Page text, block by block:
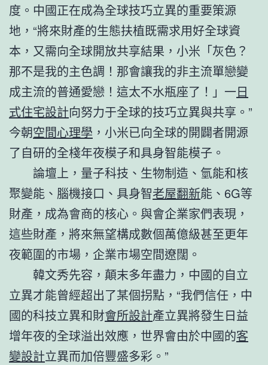
度。中國正在成為全球技巧立異的重要策源
地，“將來財產的生態扶植既需求用好全球資
本，又需向全球開放共享結果，小米「灰色？
那不是我的主色調！那會讓我的非主流單戀變
成主流的普通愛戀！這太不水瓶座了！」一日
式住宅設計向努力于全球的技巧立異與共享。”
今朝空間心理學 ，小米已向全球的開闢者開源
了自研的全棧年夜模子和具身智能模子。
論壇上，量子科技、生物制造、氫能和核
聚變能、腦機接口、具身智老屋翻新能、6G等
財產，成為會商的核心。與會企業家們表現，
這些財產，將來無望構成數個萬億級甚至更年
夜範圍的市場，企業市場空間遼闊。
韓文秀先容，顛末多年盡力，中國的自立
立異才能曾經超出了某個拐點，“我們信任，中
國的科技立異和財會所設計產立異將發生日益
增年夜的全球溢出效應，世界會由於中國的客
變設計立異而加倍豐盛多彩。”